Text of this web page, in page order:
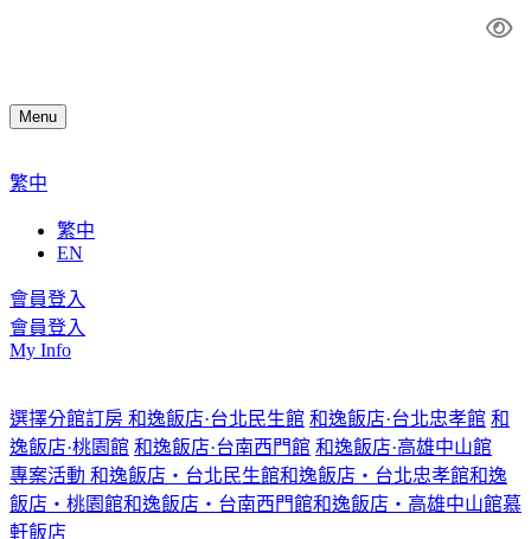
Menu
繁中
繁中
EN
會員登入
會員登入
My Info
選擇分館訂房 和逸飯店·台北民生館 和逸飯店·台北忠孝館 和
逸飯店·桃園館 和逸飯店·台南西門館 和逸飯店·高雄中山館
專案活動 和逸飯店‧台北民生館和逸飯店‧台北忠孝館和逸
飯店‧桃園館和逸飯店‧台南西門館和逸飯店‧高雄中山館慕
軒飯店